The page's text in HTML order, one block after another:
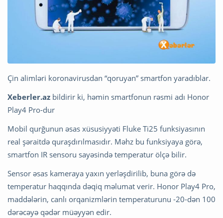
Çin alimləri koronavirusdan “qoruyan” smartfon yaradıblar.
Xeberler.az bildirir ki, həmin smartfonun rəsmi adı Honor
Play4 Pro-dur
Mobil qurğunun əsas xüsusiyyəti Fluke Ti25 funksiyasının
real şəraitdə quraşdırılmasıdır. Məhz bu funksiyaya görə,
smartfon IR sensoru sayəsində temperatur ölçə bilir.
Sensor əsas kameraya yaxın yerləşdirilib, buna görə də
temperatur haqqında dəqiq məlumat verir. Honor Play4 Pro,
maddələrin, canlı orqanizmlərin temperaturunu -20-dən 100
dərəcəyə qədər müəyyən edir.